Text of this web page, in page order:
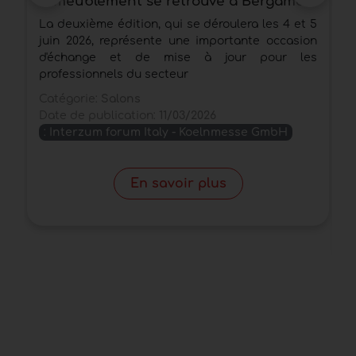
La deuxième édition, qui se déroulera les 4 et 5
juin 2026, représente une importante occasion
d'échange et de mise à jour pour les
professionnels du secteur
:
Interzum forum Italy - Koelnmesse GmbH
En savoir plus